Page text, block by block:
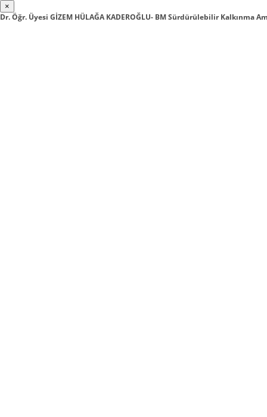
×
Dr. Öğr. Üyesi GİZEM HÜLAĞA KADEROĞLU- BM Sürdürülebilir Kalkınma